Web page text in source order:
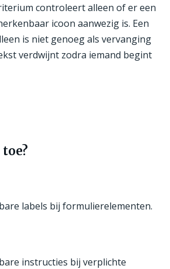
controleert alleen of er een
icoon aanwezig is. Een
is niet genoeg als vervanging
verdwijnt zodra iemand begint
labels bij formulierelementen.
instructies bij verplichte